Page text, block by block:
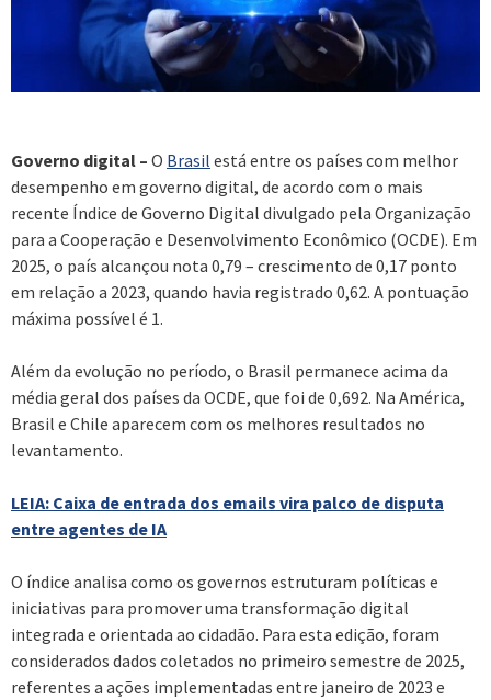
Governo digital – O Brasil está entre os países com melhor
desempenho em governo digital, de acordo com o mais
recente Índice de Governo Digital divulgado pela Organização
para a Cooperação e Desenvolvimento Econômico (OCDE). Em
2025, o país alcançou nota 0,79 – crescimento de 0,17 ponto
em relação a 2023, quando havia registrado 0,62. A pontuação
máxima possível é 1.
Além da evolução no período, o Brasil permanece acima da
média geral dos países da OCDE, que foi de 0,692. Na América,
Brasil e Chile aparecem com os melhores resultados no
levantamento.
LEIA: Caixa de entrada dos emails vira palco de disputa
entre agentes de IA
O índice analisa como os governos estruturam políticas e
iniciativas para promover uma transformação digital
integrada e orientada ao cidadão. Para esta edição, foram
considerados dados coletados no primeiro semestre de 2025,
referentes a ações implementadas entre janeiro de 2023 e